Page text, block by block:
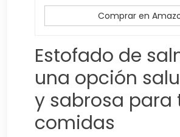
Comprar en
Estofado de
una opción
y sabrosa para
comidas